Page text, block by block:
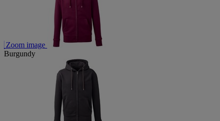
Zoom image
Burgundy